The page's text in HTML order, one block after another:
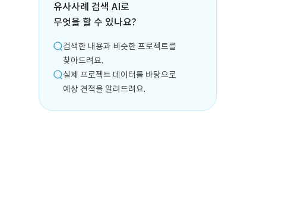
유사사례 검색 AI로
무엇을 할 수 있나요?
검색한 내용과 비슷한 프로젝트를
찾아드려요.
실제 프로젝트 데이터를 바탕으로
예상 견적을 알려드려요.